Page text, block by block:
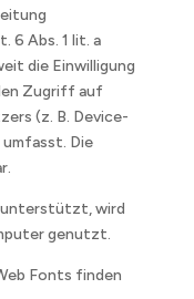
6 Abs. 1 lit. a
die Einwilligung
Zugriff auf
(z. B. Device-
umfasst. Die
unterstützt, wird
genutzt.
Fonts finden